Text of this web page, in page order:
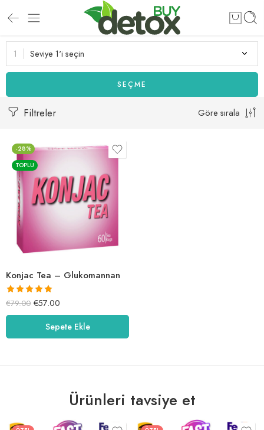
Seviye 1'i seçin
SEÇME
Filtreler Göre sırala
-28%
TOPLU
Konjac Tea – Glukomannan
5 üzerinden
5.00oy aldı
€79.00 €57.00
Sepete Ekle
Ürünleri tavsiye et